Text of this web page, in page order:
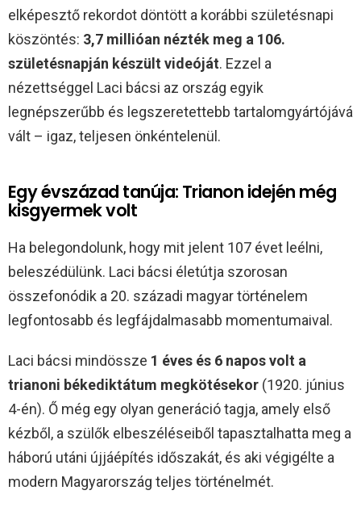
elképesztő rekordot döntött a korábbi születésnapi
köszöntés: 3,7 millióan nézték meg a 106.
születésnapján készült videóját. Ezzel a
nézettséggel Laci bácsi az ország egyik
legnépszerűbb és legszeretettebb tartalomgyártójává
vált – igaz, teljesen önkéntelenül.
Egy évszázad tanúja: Trianon idején még
kisgyermek volt
Ha belegondolunk, hogy mit jelent 107 évet leélni,
beleszédülünk. Laci bácsi életútja szorosan
összefonódik a 20. századi magyar történelem
legfontosabb és legfájdalmasabb momentumaival.
Laci bácsi mindössze 1 éves és 6 napos volt a
trianoni békediktátum megkötésekor (1920. június
4-én). Ő még egy olyan generáció tagja, amely első
kézből, a szülők elbeszéléseiből tapasztalhatta meg a
háború utáni újjáépítés időszakát, és aki végigélte a
modern Magyarország teljes történelmét.